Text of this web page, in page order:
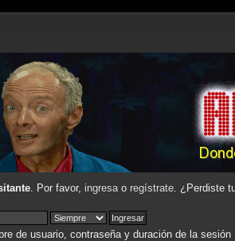
. Por favor, ingresao regístrate. ¿Perdiste
de usuario, contraseña y duración de la sesión